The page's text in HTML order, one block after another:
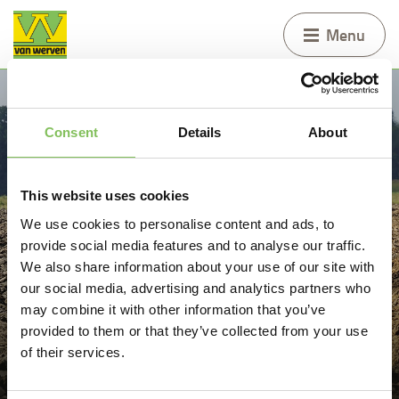
Consent Details About
This website uses cookies
We use cookies to personalise content and ads, to
provide social media features and to analyse our traffic.
We also share information about your use of our site with
our social media, advertising and analytics partners who
may combine it with other information that you’ve
provided to them or that they’ve collected from your use
of their services.
Menu